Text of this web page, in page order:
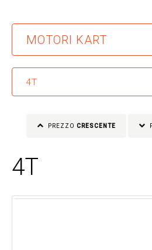
PREZZO CRESCENTE
4T